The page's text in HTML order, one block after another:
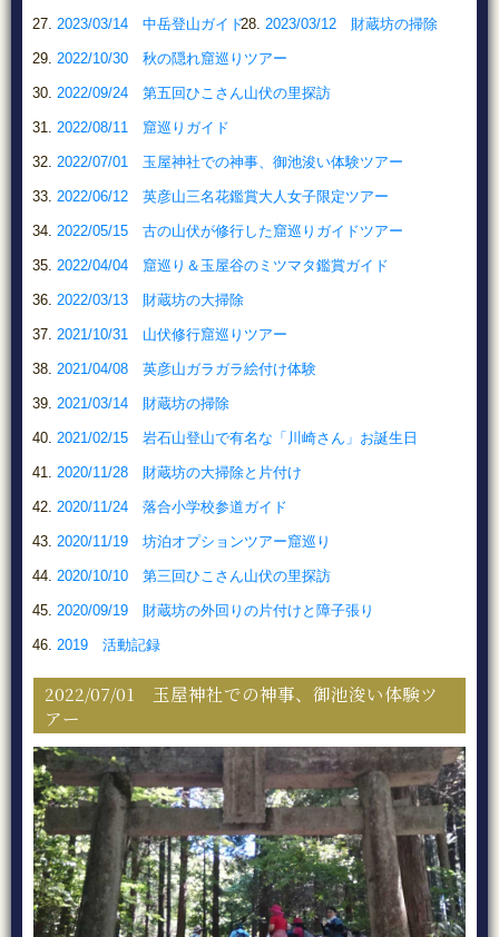
2023/03/14 中岳登山ガイド 2023/03/12 財蔵坊の掃除
2022/10/30 秋の隠れ窟巡りツアー
2022/09/24 第五回ひこさん山伏の里探訪
2022/08/11 窟巡りガイド
2022/07/01 玉屋神社での神事、御池浚い体験ツアー
2022/06/12 英彦山三名花鑑賞大人女子限定ツアー
2022/05/15 古の山伏が修行した窟巡りガイドツアー
2022/04/04 窟巡り＆玉屋谷のミツマタ鑑賞ガイド
2022/03/13 財蔵坊の大掃除
2021/10/31 山伏修行窟巡りツアー
2021/04/08 英彦山ガラガラ絵付け体験
2021/03/14 財蔵坊の掃除
2021/02/15 岩石山登山で有名な「川崎さん」お誕生日
2020/11/28 財蔵坊の大掃除と片付け
2020/11/24 落合小学校参道ガイド
2020/11/19 坊泊オプションツアー窟巡り
2020/10/10 第三回ひこさん山伏の里探訪
2020/09/19 財蔵坊の外回りの片付けと障子張り
2019 活動記録
2022/07/01 玉屋神社での神事、御池浚い体験ツ
アー